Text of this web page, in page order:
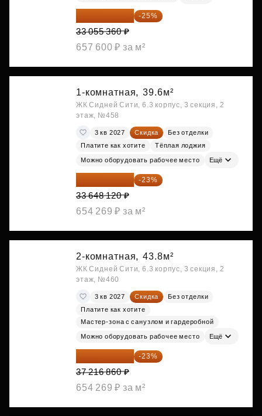
24 791 520 ₽ -25%
33 055 360 ₽
657 600 ₽ за м²
1-комнатная, 39.6м²
ЖК Сидней Сити, 6.3 корпус, 3 секция, 2
этаж, №458
3 кв 2027 Скидка
Без отделки
Платите как хотите
Тёплая лоджия
Можно оборудовать рабочее место Ещё
25 909 052 ₽ -23%
33 648 120 ₽
654 269 ₽ за м²
2-комнатная, 43.8м²
ЖК Сидней Сити, 6.3 корпус, 3 секция, 2
этаж, №460
3 кв 2027 Скидка
Без отделки
Платите как хотите
Мастер-зона с санузлом и гардеробной
Можно оборудовать рабочее место Ещё
28 656 982 ₽ -23%
37 216 860 ₽
654 269 ₽ за м²